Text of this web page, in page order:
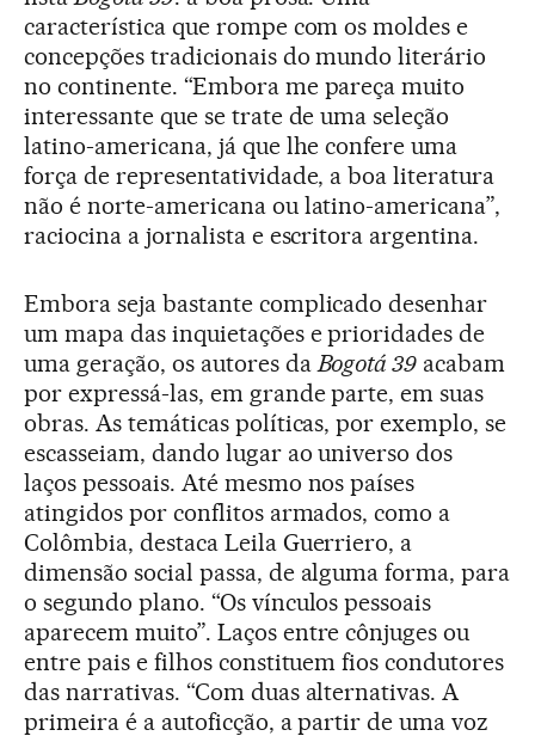
característica que rompe com os moldes e
concepções tradicionais do mundo literário
no continente. “Embora me pareça muito
interessante que se trate de uma seleção
latino-americana, já que lhe confere uma
força de representatividade, a boa literatura
não é norte-americana ou latino-americana”,
raciocina a jornalista e escritora argentina.
Embora seja bastante complicado desenhar
um mapa das inquietações e prioridades de
uma geração, os autores daBogotá 39 acabam
por expressá-las, em grande parte, em suas
obras. As temáticas políticas, por exemplo, se
escasseiam, dando lugar ao universo dos
laços pessoais. Até mesmo nos países
atingidos por conflitos armados, como a
Colômbia, destaca Leila Guerriero, a
dimensão social passa, de alguma forma, para
o segundo plano. “Os vínculos pessoais
aparecem muito”. Laços entre cônjuges ou
entre pais e filhos constituem fios condutores
das narrativas. “Com duas alternativas. A
primeira é a autoficção, a partir de uma voz